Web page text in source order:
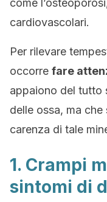
come
cardiovascolari.
Per rilevare
occorre fare
appaiono del tutto
delle ossa, ma
carenza di tale
1. Crampi
sintomi di